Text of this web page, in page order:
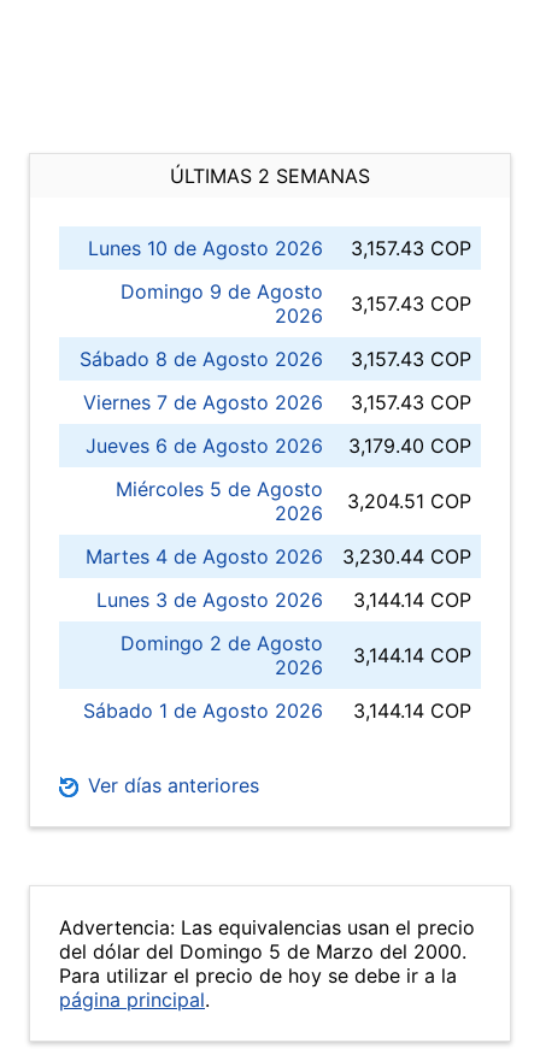
ÚLTIMAS 2 SEMANAS
Lunes 10 de Agosto 2026
3,157.43 COP
Domingo 9 de Agosto
2026
3,157.43 COP
Sábado 8 de Agosto 2026
3,157.43 COP
Viernes 7 de Agosto 2026
3,157.43 COP
Jueves 6 de Agosto 2026
3,179.40 COP
Miércoles 5 de Agosto
2026
3,204.51 COP
Martes 4 de Agosto 2026
3,230.44 COP
Lunes 3 de Agosto 2026
3,144.14 COP
Domingo 2 de Agosto
2026
3,144.14 COP
Sábado 1 de Agosto 2026 3,144.14 COP
Ver días anteriores
Advertencia: Las equivalencias usan el precio
del dólar del Domingo 5 de Marzo del 2000.
Para utilizar el precio de hoy se debe ir a la
página principal.